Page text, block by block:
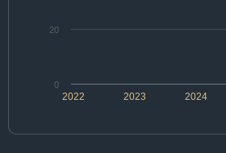
2022 2024
2023
0
20